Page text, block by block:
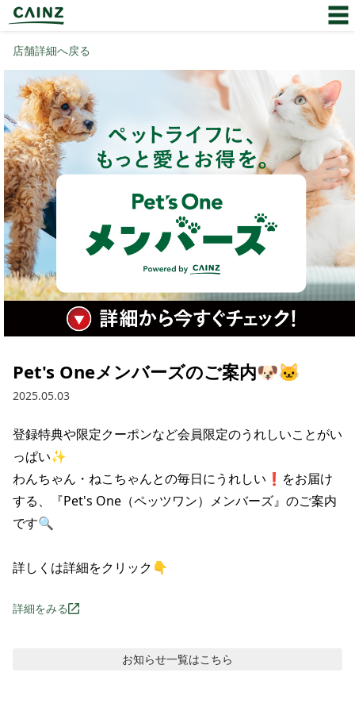
店舗詳細へ戻る
Pet's Oneメンバーズのご案内🐶🐱
2025.05.03
登録特典や限定クーポンなど会員限定のうれしいことがい
っぱい✨
わんちゃん・ねこちゃんとの毎日にうれしい❗をお届け
する、『Pet's One（ペッツワン）メンバーズ』のご案内
です🔍
詳しくは詳細をクリック👇
詳細をみる
お知らせ一覧はこちら